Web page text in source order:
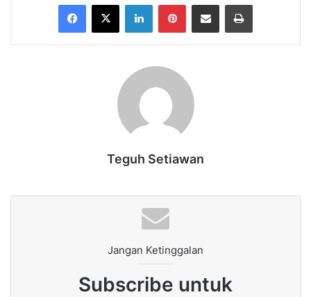
Facebook
X LinkedInPinterestShare via Email Print
Teguh Setiawan
Jangan Ketinggalan
Subscribe untuk